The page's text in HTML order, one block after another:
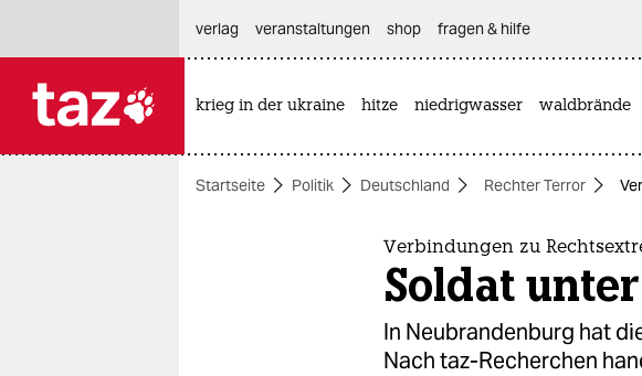
themen
verlag
veranstaltungen shop fragen & hilfe
krieg in der ukraine hitze niedrigwasser waldbrände
Startseite Politik Deutschland Rechter Terror
Verbindungen zu
Soldat
In Neubrandenburg hat
Nach taz-Recherchen